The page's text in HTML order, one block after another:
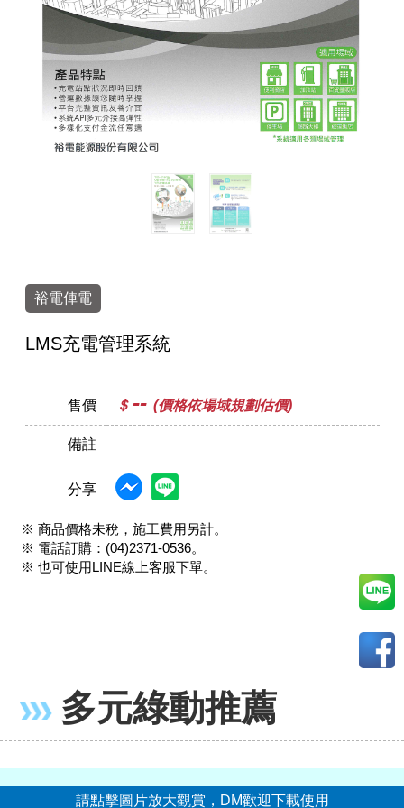
裕電俥電
LMS充電管理系統
售價 ＄ -- (價格依場域規劃估價)
備註
分享
※ 商品價格未稅，施工費用另計。
※ 電話訂購：(04)2371-0536。
※ 也可使用LINE線上客服下單。
多元綠動推薦
請點擊圖片放大觀賞，DM歡迎下載使用